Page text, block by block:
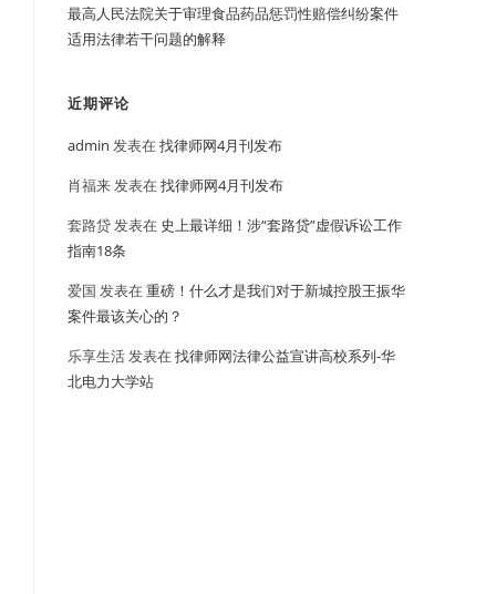
最高人民法院关于审理食品药品惩罚性赔偿纠纷案件
适用法律若干问题的解释
近期评论
admin 发表在找律师网4月刊发布
肖福来发表在找律师网4月刊发布
套路贷发表在 史上最详细！涉“套路贷”虚假诉讼工作
指南18条
爱国 发表在重磅！什么才是我们对于新城控股王振华
案件最该关心的？
乐享生活发表在找律师网法律公益宣讲高校系列-华
北电力大学站